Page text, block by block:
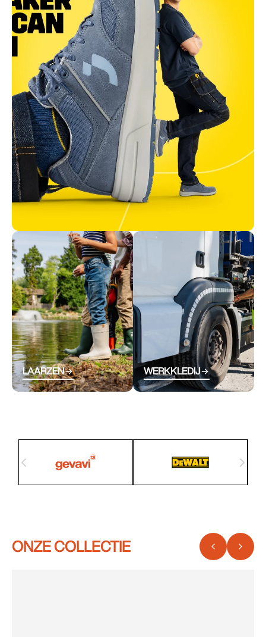
Schoenen
Ontdek onze schoenen en ga
voorbereid aan de slag.
BEKIJK COLLECTIE
LAARZEN WERKKLEDIJ
ONZE COLLECTIE